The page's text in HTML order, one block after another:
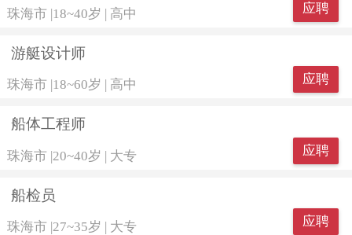
珠海市 |18~40岁 | 高中 应聘
游艇设计师
珠海市 18~60岁 高中 应聘
船体工程师
珠海市 |20~40岁 | 大专 应聘
船检员
珠海市 |27~35岁 | 大专 应聘